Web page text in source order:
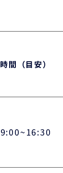
時間（目安）
9:00~16:30